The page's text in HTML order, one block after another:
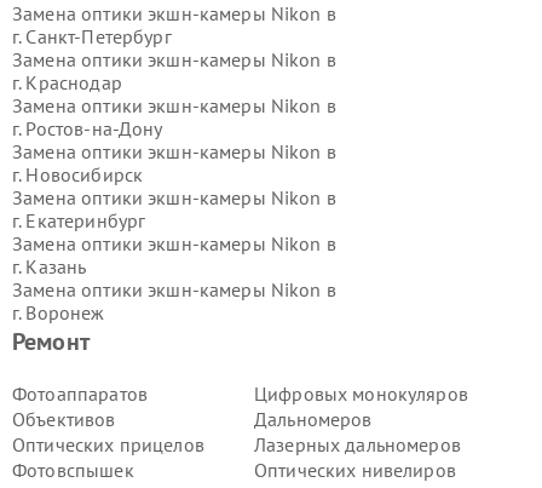
Ремонт
Фотоаппаратов
Объективов
Оптических прицелов
Фотовспышек
Цифровых монокуляров
Дальномеров
Лазерных дальномеров
Оптических нивелиров
Замена оптики экшн-камеры Nikon в
г. Санкт-Петербург
Замена оптики экшн-камеры Nikon в
г. Краснодар
Замена оптики экшн-камеры Nikon в
г. Ростов-на-Дону
Замена оптики экшн-камеры Nikon в
г. Новосибирск
Замена оптики экшн-камеры Nikon в
г. Екатеринбург
Замена оптики экшн-камеры Nikon в
г. Казань
Замена оптики экшн-камеры Nikon в
г. Воронеж
Замена оптики экшн-камеры Nikon в
Замена оптики экшн-камеры Nikon в
г.Самара
Замена оптики экшн-камеры Nikon в
г.Пермь
Замена оптики экшн-камеры Nikon в